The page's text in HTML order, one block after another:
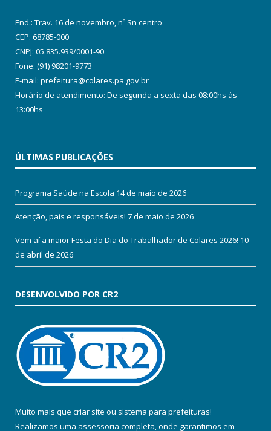
End.: Trav. 16 de novembro, nº Sn centro
CEP: 68785-000
CNPJ: 05.835.939/0001-90
Fone: (91) 98201-9773
E-mail: prefeitura@colares.pa.gov.br
Horário de atendimento: De segunda a sexta das 08:00hs às
13:00hs
ÚLTIMAS PUBLICAÇÕES
Programa Saúde na Escola 14 de maio de 2026
Atenção, pais e responsáveis! 7 de maio de 2026
Vem aí a maior Festa do Dia do Trabalhador de Colares 2026! 10
de abril de 2026
DESENVOLVIDO POR CR2
Muito mais que criar site ou sistema para prefeituras!
Realizamos uma assessoria completa, onde garantimos em